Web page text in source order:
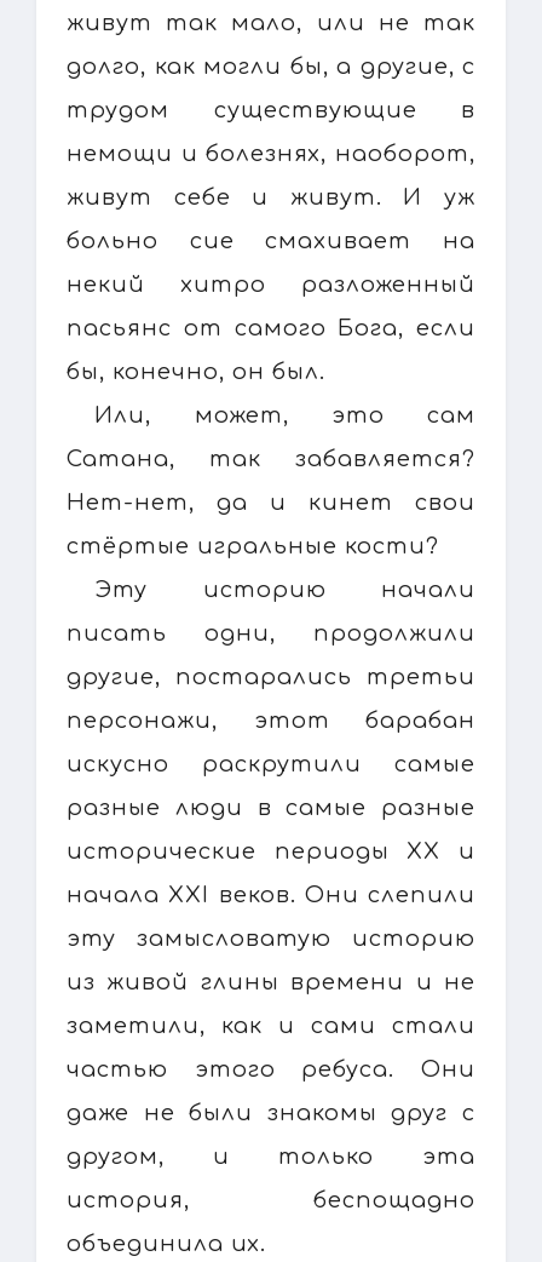
живут так мало, или не так
долго, как могли бы, а другие, с
трудом существующие в
немощи и болезнях, наоборот,
живут себе и живут. И уж
больно сие смахивает на
некий хитро разложенный
пасьянс от самого Бога, если
бы, конечно, он был.
Или, может, это сам
Сатана, так забавляется?
Нет-нет, да и кинет свои
стёртые игральные кости?
Эту историю начали
писать одни, продолжили
другие, постарались третьи
персонажи, этот барабан
искусно раскрутили самые
разные люди в самые разные
исторические периоды ХХ и
начала XXI веков. Они слепили
эту замысловатую историю
из живой глины времени и не
заметили, как и сами стали
частью этого ребуса. Они
даже не были знакомы друг с
другом, и только эта
история, беспощадно
объединила их.